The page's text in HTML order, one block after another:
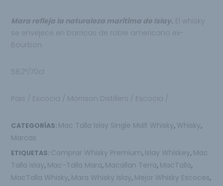
Mara refleja la naturaleza marítima de Islay. El whisky
se envejece en barricas de roble americano ex-
Bourbon.
58,2º/70cl
Pais / Escocia / Morrison Distillers / Escocia /
CATEGORÍAS: Mac Talla Islay Single Malt Whisky, Whisky,
Marcas
ETIQUETAS: Comprar Whisky Premium, Islay Whiskey, Mac
Talla Islay, Mac-Talla Mara, Macallan Terra, MacTalla,
MacTalla Whisky, Mara Whisky Islay, Mejor Whisky Escoces,